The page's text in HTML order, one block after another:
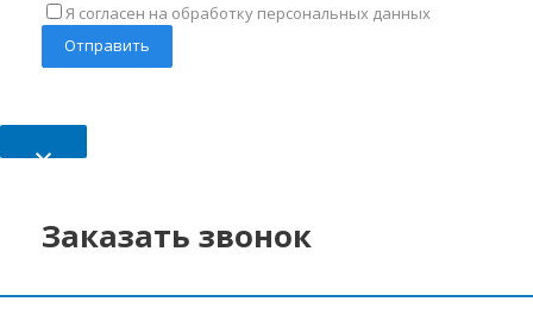
Я согласен на обработку персональных данных
×
Заказать звонок